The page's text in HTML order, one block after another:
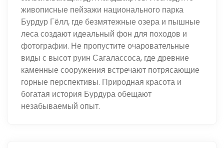
живописные пейзажи национального парка
Бурдур Гёлл, где безмятежные озера и пышные
леса создают идеальный фон для походов и
фотографии. Не пропустите очаровательные
виды с высот руин Сагалассоса, где древние
каменные сооружения встречают потрясающие
горные перспективы. Природная красота и
богатая история Бурдура обещают
незабываемый опыт.